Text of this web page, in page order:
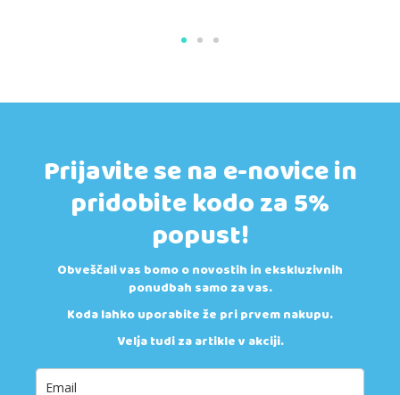
Prijavite se na e-novice in
pridobite kodo za 5%
popust!
Obveščali vas bomo o novostih in ekskluzivnih
ponudbah samo za vas.
Koda lahko uporabite že pri prvem nakupu.
Velja tudi za artikle v akciji.